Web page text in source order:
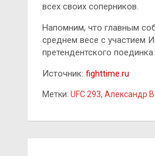
всех своих соперников.
Напомним, что главным
среднем весе с участием
претендентского
Источник: fighttime.ru
Метки: UFC 293, Александр